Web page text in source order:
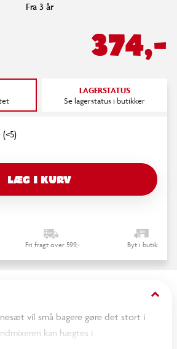
Fra 3 år
374,-
LAGERSTATUS
Se lagerstatus i butikker
LÆG I KURV
Fri fragt over 599,- Byt i butik
keyboard_arrow_down
vil små bagere gøre det stort i
kan hægtes i